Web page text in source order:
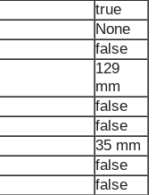
true
None
false
129
mm
false
false
35 mm
false
false